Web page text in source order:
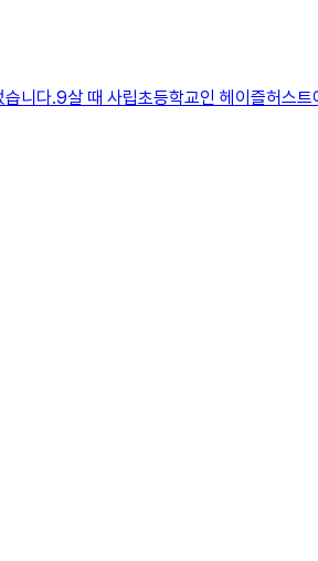
니다.9살 때 사립초등학교인 헤이즐허스